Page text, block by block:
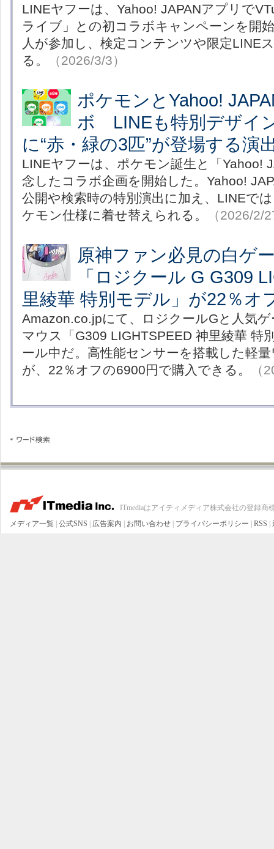
LINEヤフーは、Yahoo! JAPANアプリで
ライブ」との初コラボキャンペーンを開
人が参加し、検定コンテンツや限定LINE
る。
（2026/3/3）
ポケモンとYahoo!
ボ LINEも特別デザイ
に“赤・緑の3匹”が登場する演
LINEヤフーは、ポケモン誕生と「Yahoo!
念したコラボ企画を開始した。Yahoo!
公開や検索時の特別演出に加え、LINEで
ケモン仕様に着せ替えられる。
（2026/2/
原神ファン必見の白ゲ
「ロジクール G G309
里綾華 特別モデル」が22％オ
Amazon.co.jpにて、ロジクールGと人気
マウス「G309 LIGHTSPEED 神里綾華 特
ール中だ。高性能センサーを搭載した軽
が、22％オフの6900円で購入できる。
（
ITmediaはアイティメディア株式会社の登録商
メディア一覧 | 公式SNS | 広告案内 | お問い合わせ | プライバシーポリシー | RSS |